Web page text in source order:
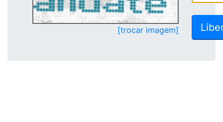
[trocar imagem]